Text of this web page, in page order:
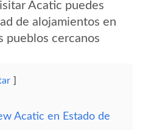
Acatic puedes
de alojamientos en
pueblos cercanos
Acatic en Estado de